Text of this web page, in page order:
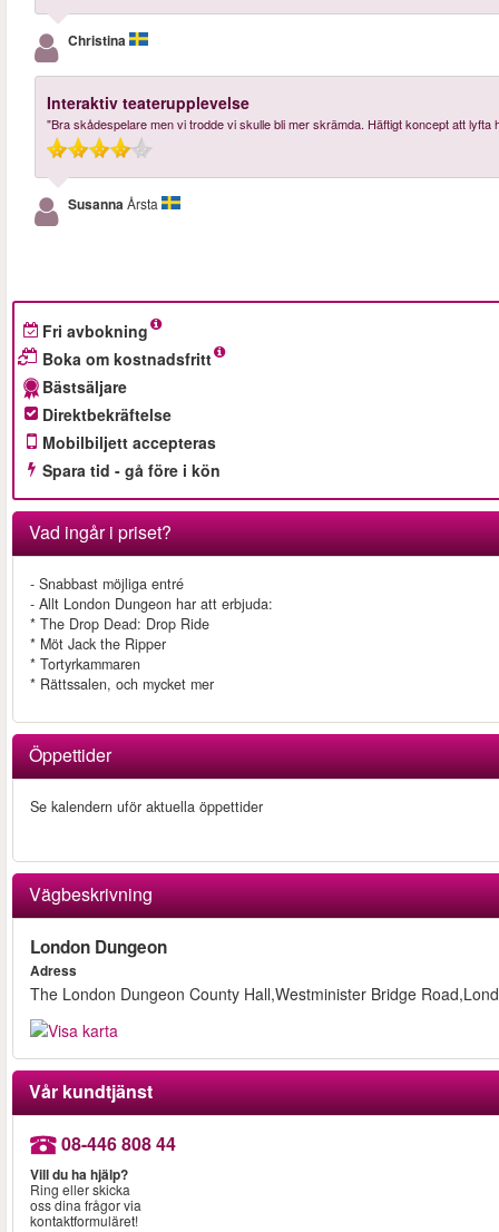
Christina
Interaktiv teaterupplevelse
"Bra skådespelare men vi trodde vi skulle bli mer skrämda. Häftigt koncept att lyfta
SusannaÅrsta
Fri avbokning
Boka om kostnadsfritt
Bästsäljare
Direktbekräftelse
Mobilbiljett accepteras
Spara tid - gå före i kön
Vad ingår i priset?
- Snabbast möjliga entré
- Allt London Dungeon har att erbjuda:
* The Drop Dead: Drop Ride
* Möt Jack the Ripper
* Tortyrkammaren
* Rättssalen, och mycket mer
Öppettider
Se kalendern uför aktuella öppettider
Vägbeskrivning
London Dungeon
Adress
The London Dungeon County Hall,Westminister Bridge
Vår kundtjänst
08-446 808 44
Vill du ha hjälp?
Ring eller skicka
oss dina frågor via
kontaktformuläret!